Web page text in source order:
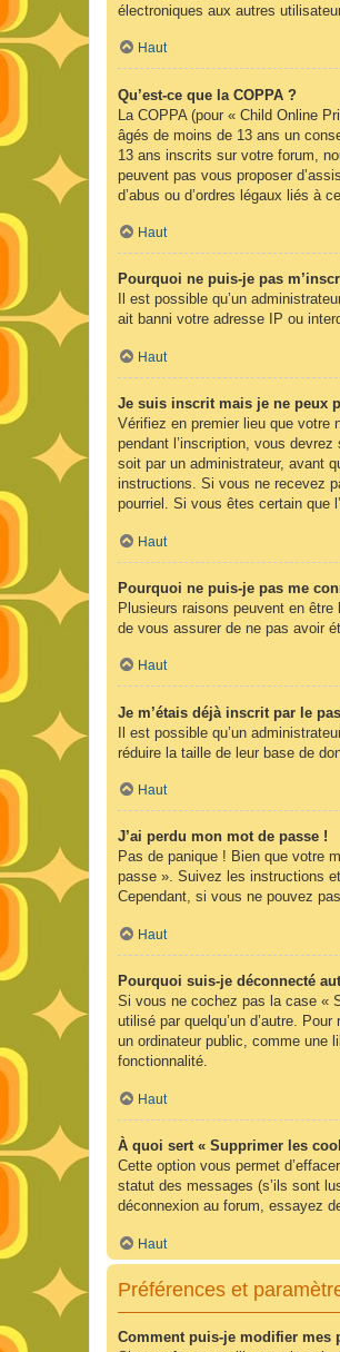
électroniques aux autres
Haut
Qu’est-ce que la COPPA ?
La COPPA (pour « Child Online
âgés de moins de 13 ans un
13 ans inscrits sur votre forum,
peuvent pas vous proposer
d’abus ou d’ordres légaux liés à
Haut
Pourquoi ne puis-je pas
Il est possible qu’un
ait banni votre adresse IP ou
Haut
Je suis inscrit mais je ne peux
Vérifiez en premier lieu que votre
pendant l’inscription, vous
soit par un administrateur, avant
instructions. Si vous ne recevez
pourriel. Si vous êtes certain que
Haut
Pourquoi ne puis-je pas me
Plusieurs raisons peuvent en
de vous assurer de ne pas avoir
Haut
Je m’étais déjà inscrit par le
Il est possible qu’un
réduire la taille de leur base de
Haut
J’ai perdu mon mot de passe !
Pas de panique ! Bien que votre
passe ». Suivez les instructions
Cependant, si vous ne pouvez
Haut
Pourquoi suis-je déconnecté
Si vous ne cochez pas la case «
utilisé par quelqu’un d’autre.
un ordinateur public, comme une
fonctionnalité.
Haut
À quoi sert « Supprimer les
Cette option vous permet
statut des messages (s’ils sont
déconnexion au forum, essayez
Haut
Préférences et
Comment puis-je modifier mes